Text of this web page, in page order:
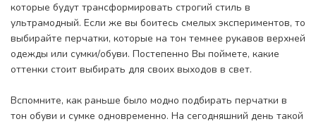
которые будут трансформировать строгий стиль в
ультрамодный. Если же вы боитесь смелых экспериментов, то
выбирайте перчатки, которые на тон темнее рукавов верхней
одежды или сумки/обуви. Постепенно Вы поймете, какие
оттенки стоит выбирать для своих выходов в свет.
Вспомните, как раньше было модно подбирать перчатки в
тон обуви и сумке одновременно. На сегодняшний день такой